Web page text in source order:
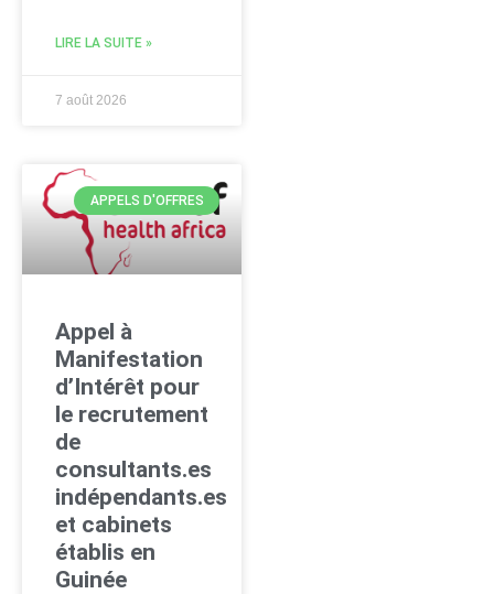
LIRE LA SUITE »
7 août 2026
APPELS D'OFFRES
Appel à
Manifestation
d’Intérêt pour
le recrutement
de
consultants.es
indépendants.es
et cabinets
établis en
Guinée